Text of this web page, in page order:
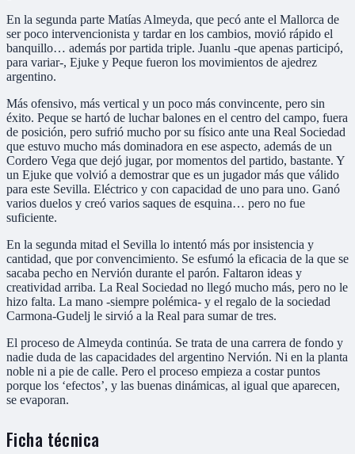
En la segunda parte Matías Almeyda, que pecó ante el Mallorca de
ser poco intervencionista y tardar en los cambios, movió rápido el
banquillo… además por partida triple. Juanlu -que apenas participó,
para variar-, Ejuke y Peque fueron los movimientos de ajedrez
argentino.
Más ofensivo, más vertical y un poco más convincente, pero sin
éxito. Peque se hartó de luchar balones en el centro del campo, fuera
de posición, pero sufrió mucho por su físico ante una Real Sociedad
que estuvo mucho más dominadora en ese aspecto, además de un
Cordero Vega que dejó jugar, por momentos del partido, bastante. Y
un Ejuke que volvió a demostrar que es un jugador más que válido
para este Sevilla. Eléctrico y con capacidad de uno para uno. Ganó
varios duelos y creó varios saques de esquina… pero no fue
suficiente.
En la segunda mitad el Sevilla lo intentó más por insistencia y
cantidad, que por convencimiento. Se esfumó la eficacia de la que se
sacaba pecho en Nervión durante el parón. Faltaron ideas y
creatividad arriba. La Real Sociedad no llegó mucho más, pero no le
hizo falta. La mano -siempre polémica- y el regalo de la sociedad
Carmona-Gudelj le sirvió a la Real para sumar de tres.
El proceso de Almeyda continúa. Se trata de una carrera de fondo y
nadie duda de las capacidades del argentino Nervión. Ni en la planta
noble ni a pie de calle. Pero el proceso empieza a costar puntos
porque los ‘efectos’, y las buenas dinámicas, al igual que aparecen,
se evaporan.
Ficha técnica